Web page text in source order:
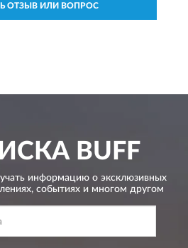
ОТЗЫВ ИЛИ ВОПРОС
BUFF
информацию о эксклюзивных
событиях и многом другом